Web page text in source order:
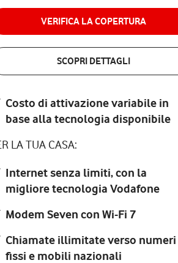
VERIFICA LA COPERTURA
SCOPRI DETTAGLI
Costo di attivazione variabile in
base alla tecnologia disponibile
LA TUA CASA:
Internet senza limiti, con la
migliore tecnologia Vodafone
Modem Seven con Wi-Fi 7
Chiamate illimitate verso numeri
fissi e mobili nazionali